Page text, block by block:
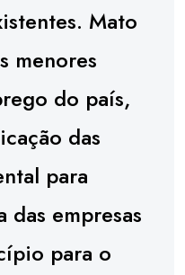
Mato
menores
do país,
das
para
das empresas
para o